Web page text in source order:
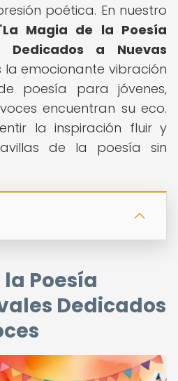
poética. En nuestro
La Magia de la Poesía
Dedicados a Nuevas
la emocionante vibración
poesía para jóvenes,
encuentran su eco.
la inspiración fluir y
de la poesía sin
Poesía
Dedicados